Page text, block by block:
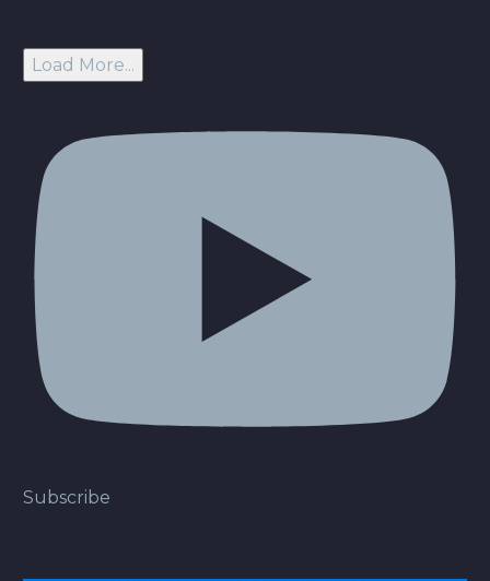
Load More...
Subscribe